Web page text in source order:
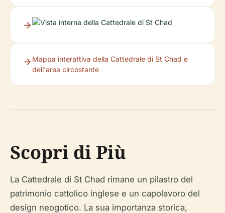
Mappa interattiva della Cattedrale di St Chad e
dell'area circostante
Scopri di Più
La Cattedrale di St Chad rimane un pilastro del
patrimonio cattolico inglese e un capolavoro del
design neogotico. La sua importanza storica,